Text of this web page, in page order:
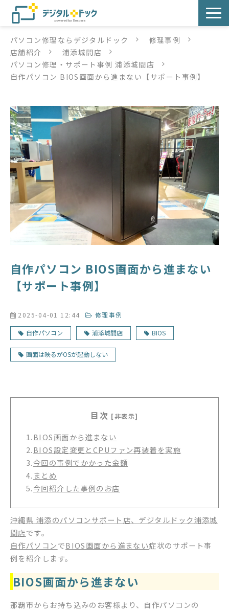
パソコン修理
サービス
店舗紹介
デジタルドックブログ
パソコン修理ならデジタルドック
修理事例
店舗紹介
浦添城間店
パソコン修理・サポート事例 浦添城間店
自作パソコン BIOS画面から進まない【サポート事例】
自作パソコン BIOS画面から進まない
【サポート事例】
2025-04-01 12:44 修理事例
自作パソコン 浦添城間店 BIOS
画面は映るがOSが起動しない
目次 [非表示]
1.BIOS画面から進まない
2.BIOS設定変更とCPUファン再装着を実施
3.今回の事例でかかった金額
4. まとめ
5.今回紹介した事例のお店
沖縄県 浦添のパソコンサポート店、デジタルドック浦添城
間店です。
自作パソコンでBIOS画面から進まない症状のサポート事
例を紹介します。
BIOS画面から進まない
那覇市からお持ち込みのお客様より、自作パソコンの